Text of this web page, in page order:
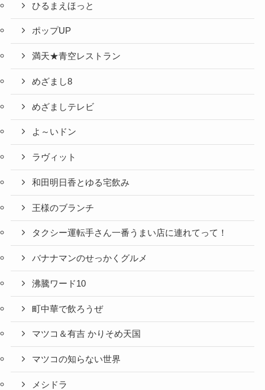
ひるまえほっと
ポップUP
満天★青空レストラン
めざまし8
めざましテレビ
よ～いドン
ラヴィット
和田明日香とゆる宅飲み
王様のブランチ
タクシー運転手さん一番うまい店に連れてって！
バナナマンのせっかくグルメ
沸騰ワード10
町中華で飲ろうぜ
マツコ＆有吉 かりそめ天国
マツコの知らない世界
メシドラ